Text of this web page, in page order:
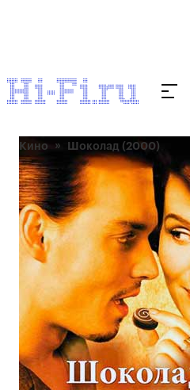
Кино Шоколад (2000)